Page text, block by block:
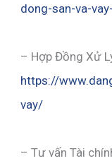
dong-san-va-
– Hợp Đồng Xử
https://
vay/
– Tư vấn Tài